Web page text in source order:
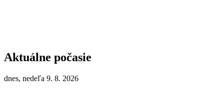
Aktuálne počasie
dnes, nedeľa 9. 8. 2026